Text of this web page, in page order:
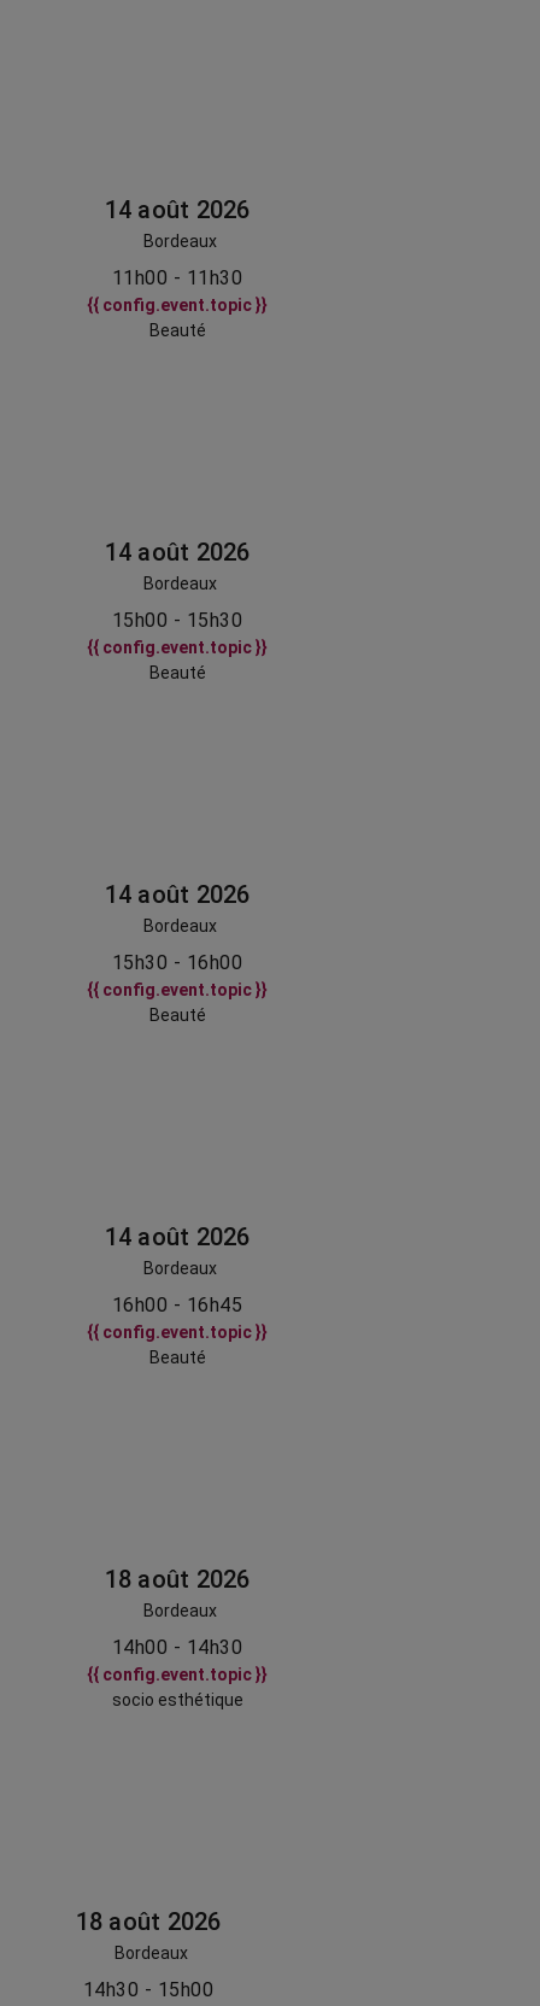
14 août 2026
Bordeaux
11h00 - 11h30
{{ config.event.topic }}
Beauté
14 août 2026
Bordeaux
15h00 - 15h30
{{ config.event.topic }}
Beauté
14 août 2026
Bordeaux
15h30 - 16h00
{{ config.event.topic }}
Beauté
14 août 2026
Bordeaux
16h00 - 16h45
{{ config.event.topic }}
Beauté
18 août 2026
Bordeaux
14h00 - 14h30
{{ config.event.topic }}
socio esthétique
18 août 2026
Bordeaux
14h30 - 15h00